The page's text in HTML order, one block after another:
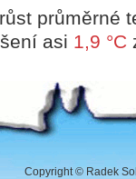
průměrné
asi 1,9 °C
Copyright© Radek